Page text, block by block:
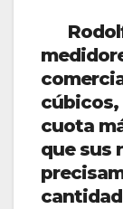
cúbicos,
cuota
que sus